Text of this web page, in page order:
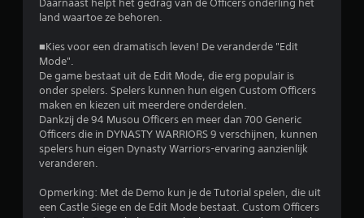
1
/
s
t
e
r
land waartoe ze behoren.
■Kies voor een dramatisch leven! De veranderde "Edit
Mode".
De game bestaat uit de Edit Mode, die erg populair is
onder spelers. Spelers kunnen hun eigen Custom Officers
maken en kiezen uit meerdere onderdelen.
Dankzij de 94 Musou Officers en meer dan 700 Generic
Officers die in DYNASTY WARRIORS 9 verschijnen, kunnen
spelers hun eigen Dynasty Warriors-ervaring aanzienlijk
veranderen.
Opmerking: Met de Demo kun je de Tutorial spelen, die uit
een Castle Siege en de Edit Mode bestaat. Custom Officers